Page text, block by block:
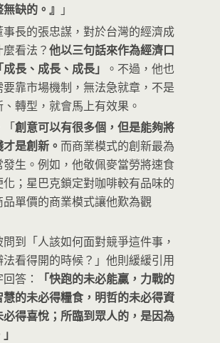
缺的。』 」
長的張忠謀，對於台灣的經濟成
麼看法？他以三句話來作為經濟口
長、成長、成長」
。不過，他也
靠市場機制，無法急就章，不是
轉型，就會馬上有效果。
「創意可以有很多個，但是能夠將
才是創新。而商業模式的創新最為
生。例如，他敬佩麥當勞將速食
；星巴克鎖定對咖啡較有品味的
單價的商業模式讓他歎為觀
到「人該如何面對競爭這件事，
看得開的時候？」他則緩緩引用
答：
「快跑的未必能贏，力戰的
的未必得糧食，明哲的未必得資
得喜悅；所臨到眾人的，是因為